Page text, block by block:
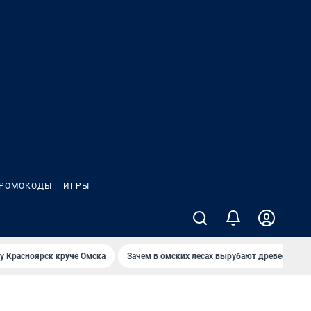
ИГРЫ
Красноярск круче Омска Зачем в омских лесах вырубают древесину